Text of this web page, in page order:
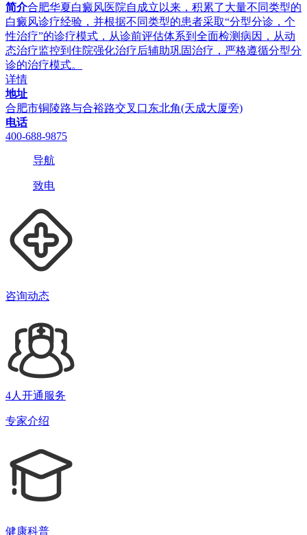
简介合肥华夏白癜风医院自成立以来，积累了大量不同类型的
白癜风诊疗经验，并根据不同类型的患者采取“分型分诊，个
性治疗”的诊疗模式，从诊前评估体系到全面检测病因，从动
态治疗监控到住院强化治疗后辅助巩固治疗，严格遵循分型分
诊的治疗模式。
详情
地址
合肥市铜陵路与合裕路交叉口东北角(天成大厦旁)
电话
400-688-9875
导航
致电
咨询动态
4人开通服务
专家介绍
健康科普